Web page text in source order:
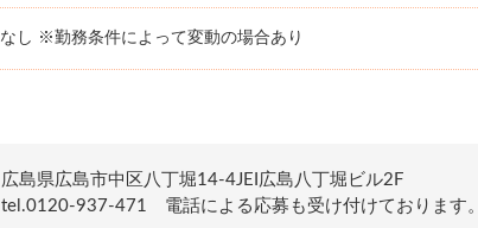
なし ※勤務条件によって変動の場合あり
広島県広島市中区八丁堀14-4JEI広島八丁堀ビル2F
tel.0120-937-471 電話による応募も受け付けております。